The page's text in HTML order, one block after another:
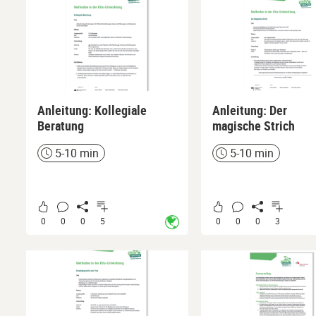
Anleitung: Kollegiale
Beratung
Zeit5-10 min
0 0 0 5
Anleitung: Der
magische Strich
Zeit5-10 min
0 0 0 3